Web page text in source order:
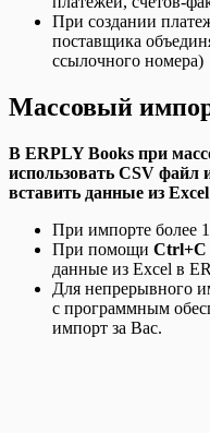
При создании
поставщика
ссылочного номера)
Массовый
В ERPLY Books при
использовать CSV файл
вставить данные из
При импорте более
При помощи Ctrl+C
данные из Excel в
Для непрерывного
с программным
импорт за Вас.